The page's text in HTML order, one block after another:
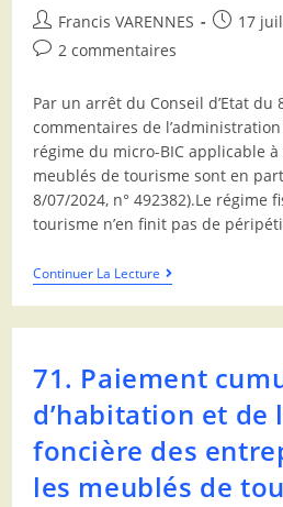
Francis VARENNES 17
2 commentaires
Par un arrêt du Conseil d’Etat du
commentaires de
régime du micro-BIC applicable
meublés de tourisme sont en
8/07/2024, n° 492382).Le régime
tourisme n’en finit pas de
Continuer La Lecture
71. Paiement
d’habitation et de
foncière des
les meublés de